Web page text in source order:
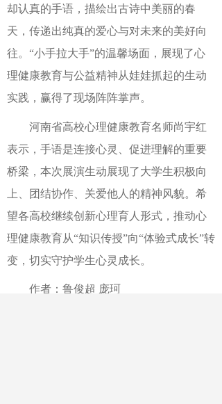
却认真的手语，描绘出古诗中美丽的春
天，传递出纯真的爱心与对未来的美好向
往。“小手拉大手”的温馨场面，展现了心
理健康教育与公益精神从娃娃抓起的生动
实践，赢得了现场阵阵掌声。
河南省高校心理健康教育名师尚宇红
表示，手语是连接心灵、促进理解的重要
桥梁，本次展演生动展现了大学生积极向
上、团结协作、关爱他人的精神风貌。希
望各高校继续创新心理育人形式，推动心
理健康教育从“知识传授”向“体验式成长”转
变，切实守护学生心灵成长。
作者：鲁俊超 庞珂